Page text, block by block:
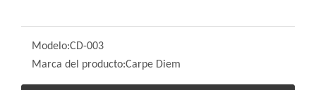
Modelo:CD-003
Marca del producto:Carpe Diem